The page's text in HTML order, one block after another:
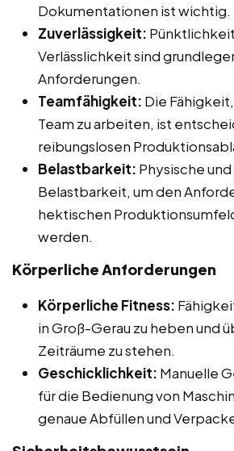
Dokumentationen ist wichtig.
Zuverlässigkeit:
Verlässlichkeit sind
Anforderungen.
Teamfähigkeit: Die
Team zu arbeiten, ist
reibungslosen
Belastbarkeit: Physische
Belastbarkeit, um den
hektischen
werden.
Körperliche Anforderungen
Körperliche Fitness:
in Groß-Gerau zu heben und
Zeiträume zu stehen.
Geschicklichkeit: Manuelle
für die Bedienung von
genaue Abfüllen und